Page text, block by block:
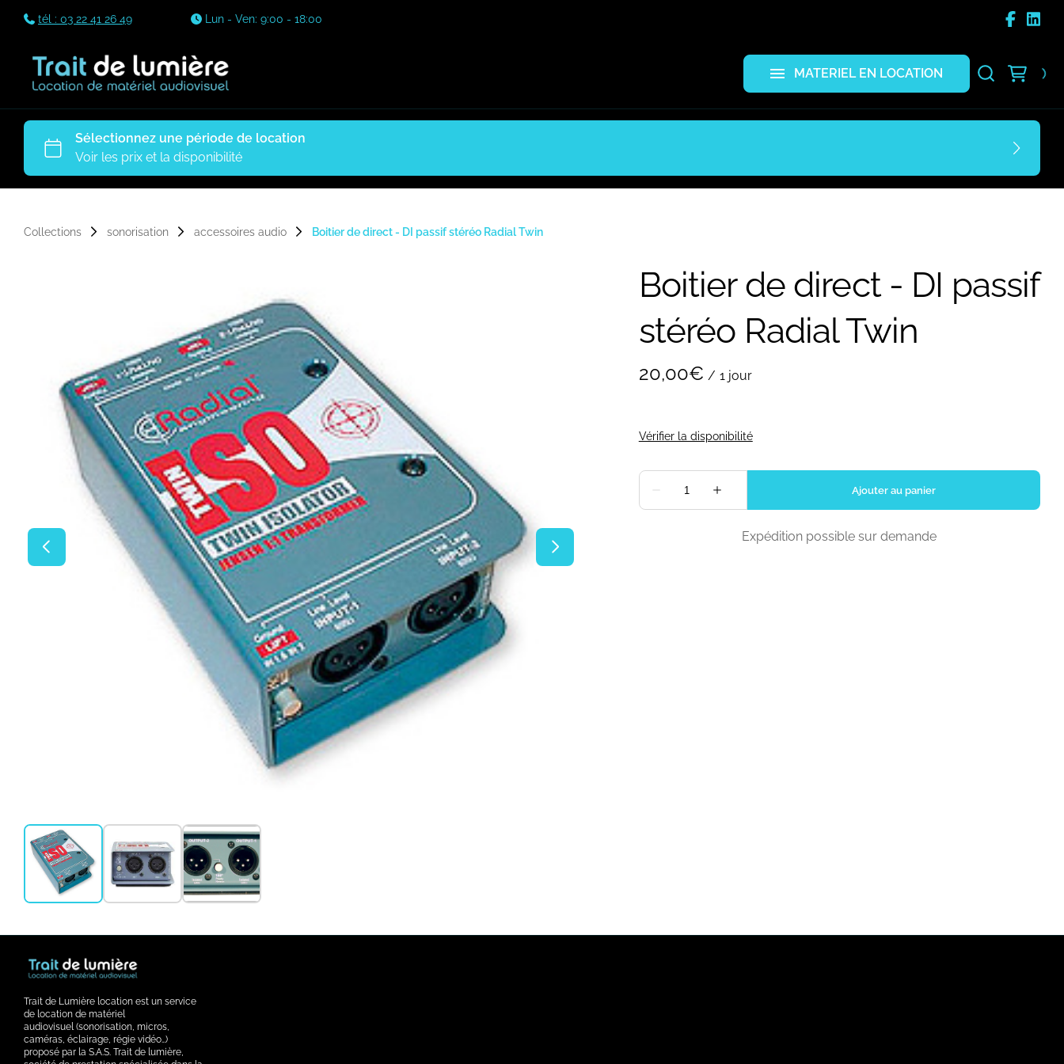
tél : 03 22 41 26 49 Lun - Ven: 9:00 - 18:00
MATERIEL EN LOCATION
TV et
Scène
Collections sonorisation accessoires audio Boitier de direct - DI passif stéréo Radial Twin
Boitier de direct - DI passif
stéréo Radial Twin
/
Expédition possible sur demande
Trait de Lumière location est un service
de location de matériel
audiovisuel (sonorisation, micros,
caméras, éclairage, régie vidéo…)
proposé par la S.A.S. Trait de lumière,